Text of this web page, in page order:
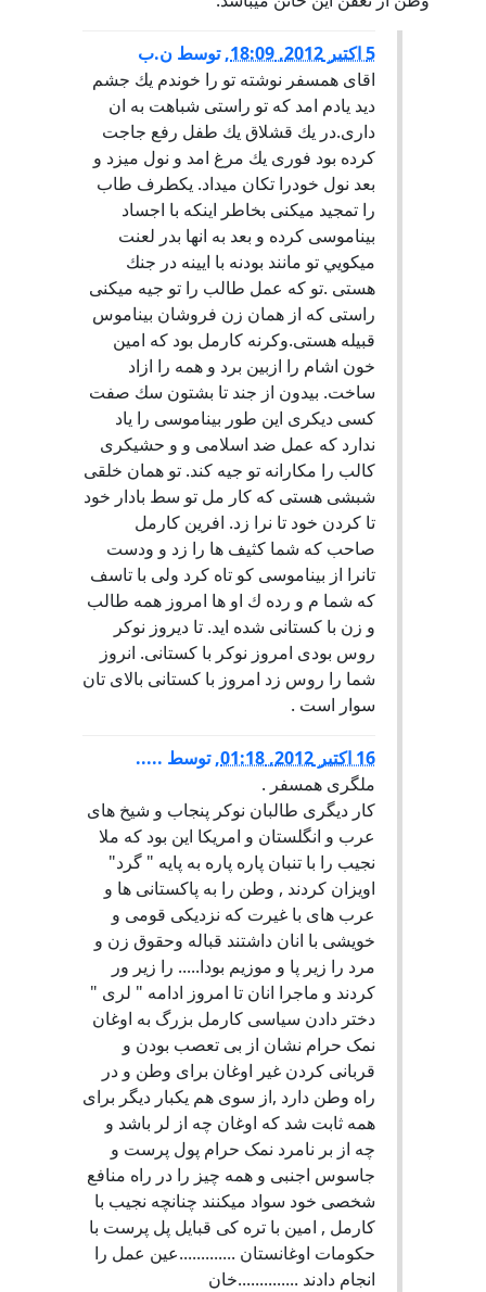
5 اكتبر 2012, 18:09 ,توسط ن.ب
اقاى همسفر نوشته تو را خوندم يك جشم
ديد يادم امد كه تو راستى شباهت به ان
دارى.در يك قشلاق يك طفل رفع جاجت
كرده بود فورى يك مرغ امد و نول ميزد و
بعد نول خودرا تكان ميداد. يكطرف طاب
را تمجيد ميكنى بخاطر اينكه با اجساد
بيناموسى كرده و بعد به انها بدر لعنت
ميكويي تو مانند بودنه با ايينه در جنك
هستى .تو كه عمل طالب را تو جيه ميكنى
راستى كه از همان زن فروشان بيناموس
قبيله هستى.وكرنه كارمل بود كه امين
خون اشام را ازبين برد و همه را ازاد
ساخت. بيدون از جند تا بشتون سك صفت
كسى ديكرى اين طور بيناموسى را ياد
ندارد كه عمل ضد اسلامى و و حشيكرى
كالب را مكارانه تو جيه كند. تو همان خلقى
شبشى هستى كه كار مل تو سط بادار خود
تا كردن خود تا نرا زد. افرين كارمل
صاحب كه شما كثيف ها را زد و ودست
تانرا از بيناموسى كو تاه كرد ولى با تاسف
كه شما م و رده ك او ها امروز همه طالب
و زن با كستانى شده ايد. تا ديروز نوكر
روس بودى امروز نوكر با كستانى. انروز
شما را روس زد امروز با كستانى بالاى تان
سوار است .
16 اكتبر 2012, 01:18 ,توسط .....
ملگری همسفر .
کار دیگری طالبان نوکر پنجاب و شیخ های
عرب و انگلستان و امریکا این بود که ملا
نجیب را با تنبان پاره پاره به پایه " گرد"
اویزان کردند , وطن را به پاکستانی ها و
عرب های با غیرت که نزدیکی قومی و
خویشی با انان داشتند قباله وحقوق زن و
مرد را زیر پا و موزیم بودا..... را زیر ور
کردند و ماجرا انان تا امروز ادامه " لری "
دختر دادن سیاسی کارمل بزرگ به اوغان
نمک حرام نشان از بی تعصب بودن و
قربانی کردن غیر اوغان برای وطن و در
راه وطن دارد ,از سوی هم یکبار دیگر برای
همه ثابت شد که اوغان چه از لر باشد و
چه از بر نامرد نمک حرام پول پرست و
جاسوس اجنبی و همه چیز را در راه منافع
شخصی خود سواد میکنند چنانچه نجیب با
کارمل , امین با تره کی قبایل پل پرست با
حکومات اوغانستان .............عین عمل را
انجام دادند ..............خان